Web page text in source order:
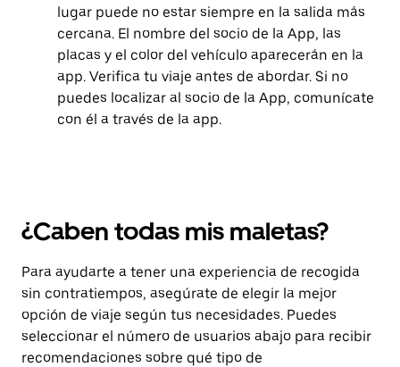
lugar puede no estar siempre en la salida más
cercana. El nombre del socio de la App, las
placas y el color del vehículo aparecerán en la
app. Verifica tu viaje antes de abordar. Si no
puedes localizar al socio de la App, comunícate
con él a través de la app.
¿Caben todas mis maletas?
Para ayudarte a tener una experiencia de recogida
sin contratiempos, asegúrate de elegir la mejor
opción de viaje según tus necesidades. Puedes
seleccionar el número de usuarios abajo para recibir
recomendaciones sobre qué tipo de